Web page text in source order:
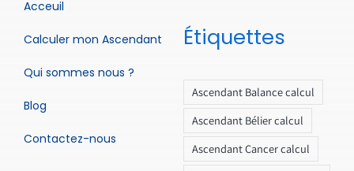
Acceuil
Calculer mon Ascendant
Qui sommes nous ?
Blog
Contactez-nous
Étiquettes
Ascendant Balance calcul
Ascendant Bélier calcul
Ascendant Cancer calcul